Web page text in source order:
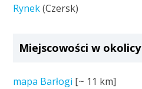
Rynek(Czersk)
Miejscowości w okolicy
mapa Barłogi [~ 11 km]